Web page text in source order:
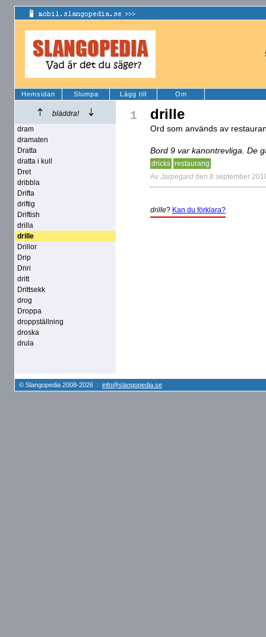
Hemsidan Slumpa Lägg till Om
bläddra!
dram
dramaten
Dratta
dratta i kull
Dret
dribbla
Drifta
driftig
Driftish
drilla
drille
Drillor
Drip
Driri
dritt
Drittsekk
drog
Droppa
droppställning
droska
drula
1 drille
Ord som används av
Bord 9 var kanontrevliga. De
dricks restaurang
Av Jarpegard den 8 september
drille? Kan du förklara?
© Slangopedia 2008-2026 : info@slangopedia.se